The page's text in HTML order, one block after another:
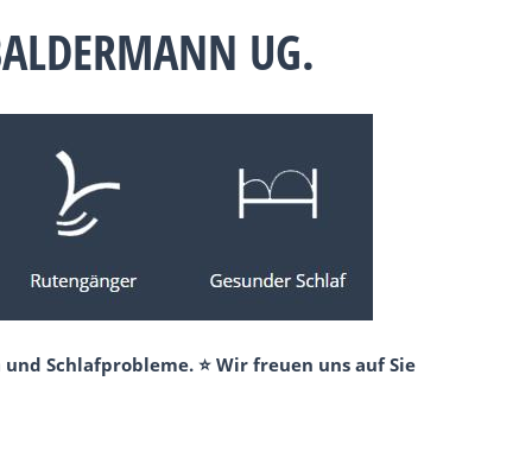
UG.
Schlafprobleme. ⭐ Wir freuen uns auf Sie